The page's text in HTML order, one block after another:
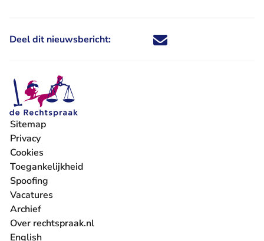
Deel dit nieuwsbericht: Deel dit nieuwsbericht via X -
Deel dit nieuwsbericht via
Deel dit nieuwsbericht
Deel dit
Sitemap
Privacy
Cookies
Toegankelijkheid
Spoofing
Vacatures
- U verlaat Rechtspraak.nl
Archief
Over rechtspraak.nl
English